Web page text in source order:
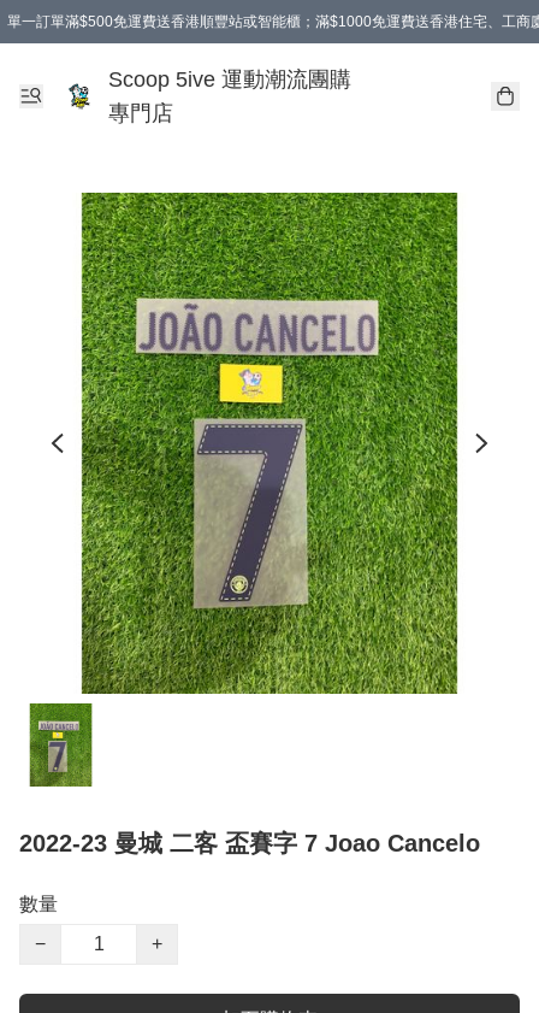
單一訂單滿$500免運費送香港順豐站或智能櫃；滿$1000免運費送香港住宅、工商
Scoop 5ive 運動潮流團購
專門店
2022-23 曼城 二客 盃賽字 7 Joao Cancelo
數量
−
+